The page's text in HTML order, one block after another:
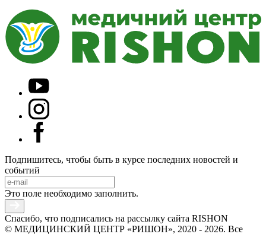
Подпишитесь, чтобы быть в курсе последних новостей и
событий
Это поле необходимо заполнить.
Спасибо, что подписались на рассылку сайта RISHON
© МЕДИЦИНСКИЙ ЦЕНТР «РИШОН», 2020 - 2026. Все